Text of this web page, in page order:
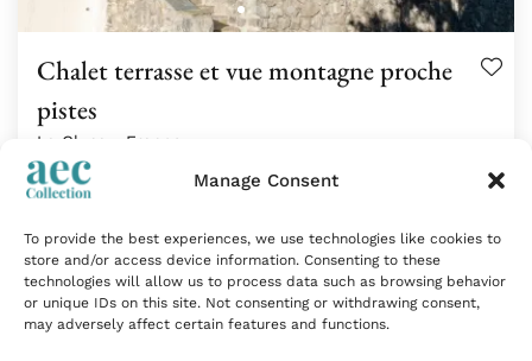
Manage Consent
To provide the best experiences, we use technologies like cookies to
store and/or access device information. Consenting to these
technologies will allow us to process data such as browsing behavior
or unique IDs on this site. Not consenting or withdrawing consent,
may adversely affect certain features and functions.
Chalet terrasse et vue montagne proche
pistes
La Clusaz, France
167m²| 12 Personnes| 5 Chambres
Situé à La Clusaz, ce chalet individuel réunit l’esprit
chaleureux…
Tarif sur demande